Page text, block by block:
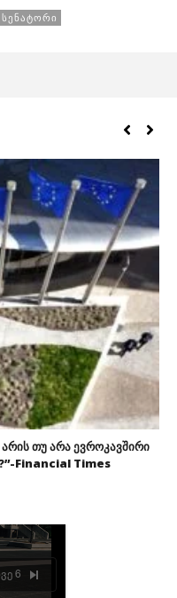
თუ არა ევროკავშირი
Financial Times